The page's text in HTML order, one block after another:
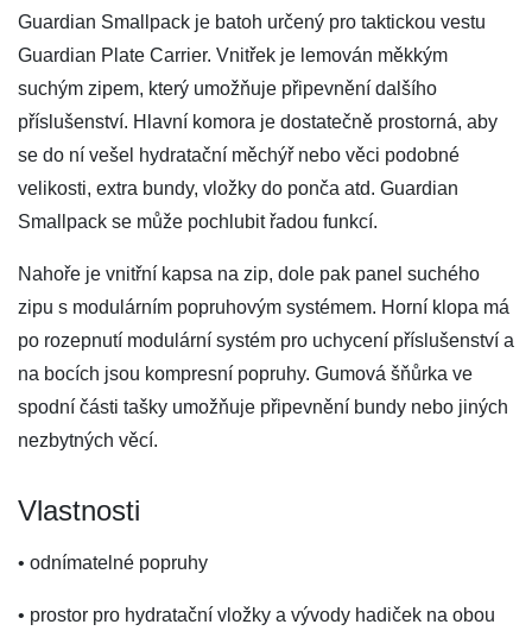
Guardian Smallpack je batoh určený pro taktickou vestu
Guardian Plate Carrier. Vnitřek je lemován měkkým
suchým zipem, který umožňuje připevnění dalšího
příslušenství. Hlavní komora je dostatečně prostorná, aby
se do ní vešel hydratační měchýř nebo věci podobné
velikosti, extra bundy, vložky do ponča atd. Guardian
Smallpack se může pochlubit řadou funkcí.
Nahoře je vnitřní kapsa na zip, dole pak panel suchého
zipu s modulárním popruhovým systémem. Horní klopa má
po rozepnutí modulární systém pro uchycení příslušenství a
na bocích jsou kompresní popruhy. Gumová šňůrka ve
spodní části tašky umožňuje připevnění bundy nebo jiných
nezbytných věcí.
Vlastnosti
• odnímatelné popruhy
• prostor pro hydratační vložky a vývody hadiček na obou